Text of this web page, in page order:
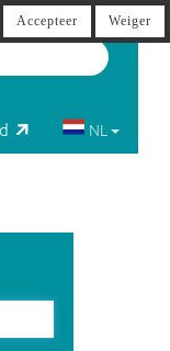
NL
Accepteer Weiger